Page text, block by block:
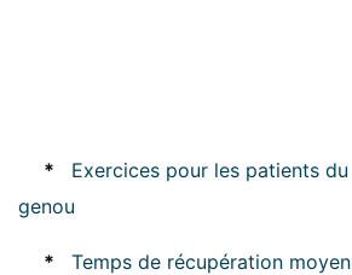
*
Exercices pour les patients du
genou
*
Temps de récupération moyen